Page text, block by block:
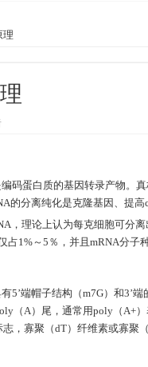
理
码蛋白质的基因转录产物。
的分离纯化是克隆基因、提
，理论上认为每克细胞可分
占1%～5％，并且mRNA分子
5’端帽子结构（m7G）和3’端
（A）尾，通常用poly（A+
，寡聚（dT）纤维素或寡聚